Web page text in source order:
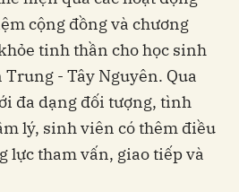
cộng đồng và chương
tinh thần cho học sinh
- Tây Nguyên. Qua
đa dạng đối tượng, tình
lý, sinh viên có thêm điều
lực tham vấn, giao tiếp và